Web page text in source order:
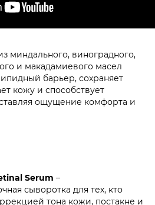
миндального, виноградного,
и макадамиевого масел
барьер, сохраняет
кожу и способствует
ощущение комфорта и
Serum –
сыворотка для тех, кто
тона кожи, постакне и